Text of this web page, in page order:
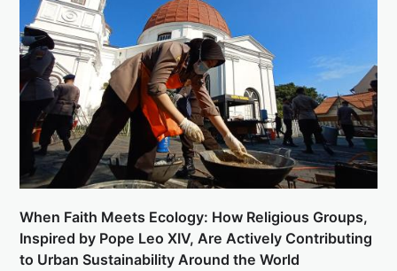
When Faith Meets Ecology: How Religious Groups,
Inspired by Pope Leo XIV, Are Actively Contributing
to Urban Sustainability Around the World